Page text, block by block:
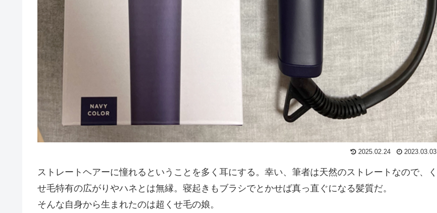
2025.02.24 2023.03.03
ストレートヘアーに憧れるということを多く耳にする。幸い、筆者は天然のストレートなので、く
せ毛特有の広がりやハネとは無縁。寝起きもブラシでとかせば真っ直ぐになる髪質だ。
そんな自身から生まれたのは超くせ毛の娘。